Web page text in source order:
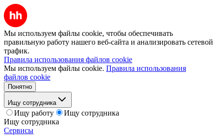
Мы используем файлы cookie, чтобы обеспечивать
правильную работу нашего веб-сайта и анализировать сетевой
трафик.
Правила использования файлов cookie
Мы используем файлы cookie. Правила использования
файлов cookie
Понятно
Ищу сотрудника
Ищу работу
Ищу сотрудника
Ищу сотрудника
Сервисы